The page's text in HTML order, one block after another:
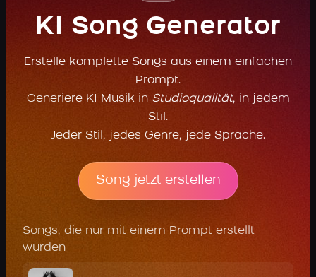
KI Song Generator
Erstelle komplette Songs aus einem einfachen
Prompt.
Generiere KI Musik in Studioqualität, in jedem
Stil.
Jeder Stil, jedes Genre, jede Sprache.
Song jetzt erstellen
Songs, die nur mit einem Prompt erstellt
wurden